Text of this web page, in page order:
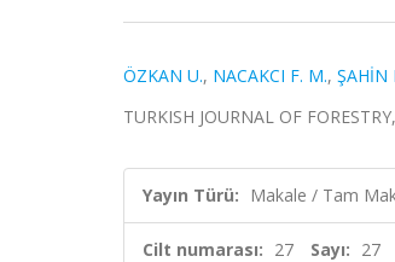
ÖZKAN U., NACAKCI F. M., ŞAHİN
TURKISH JOURNAL OF
Yayın Türü: Makale / Tam
Cilt numarası: 27 Sayı: 27